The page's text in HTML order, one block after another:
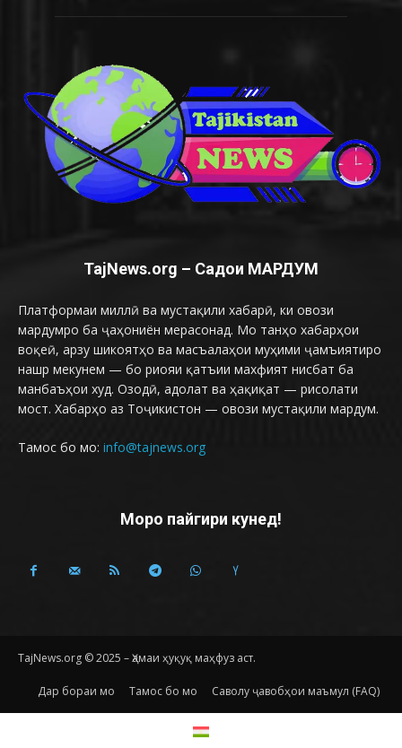
TajNews.org – Садои МАРДУМ
Платформаи миллӣ ва мустақили хабарӣ, ки овози
мардумро ба ҷаҳониён мерасонад. Мо танҳо хабарҳои
воқеӣ, арзу шикоятҳо ва масъалаҳои муҳими ҷамъиятиро
нашр мекунем — бо риояи қатъии махфият нисбат ба
манбаъҳои худ. Озодӣ, адолат ва ҳақиқат — рисолати
мост. Хабарҳо аз Тоҷикистон — овози мустақили мардум.
Тамос бо мо: info@tajnews.org
Моро пайгири кунед!
TajNews.org © 2025 – Ҳамаи ҳуқуқ маҳфуз аст.
Дар бораи мо Тамос бо мо Саволу ҷавобҳои маъмул (FAQ)